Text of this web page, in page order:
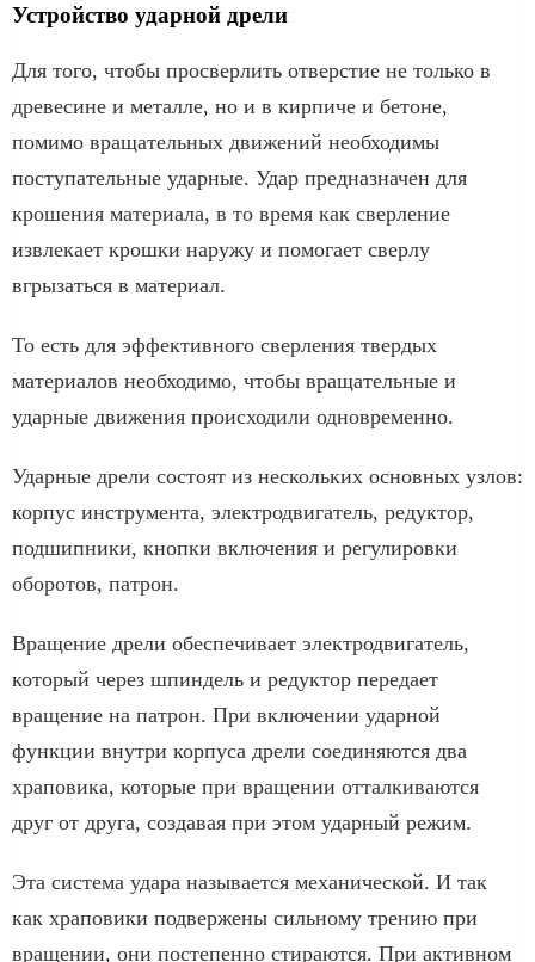
Устройство ударной дрели
Для того, чтобы просверлить отверстие не только в
древесине и металле, но и в кирпиче и бетоне,
помимо вращательных движений необходимы
поступательные ударные. Удар предназначен для
крошения материала, в то время как сверление
извлекает крошки наружу и помогает сверлу
вгрызаться в материал.
То есть для эффективного сверления твердых
материалов необходимо, чтобы вращательные и
ударные движения происходили одновременно.
Ударные дрели состоят из нескольких основных узлов:
корпус инструмента, электродвигатель, редуктор,
подшипники, кнопки включения и регулировки
оборотов, патрон.
Вращение дрели обеспечивает электродвигатель,
который через шпиндель и редуктор передает
вращение на патрон. При включении ударной
функции внутри корпуса дрели соединяются два
храповика, которые при вращении отталкиваются
друг от друга, создавая при этом ударный режим.
Эта система удара называется механической. И так
как храповики подвержены сильному трению при
вращении, они постепенно стираются. При активном